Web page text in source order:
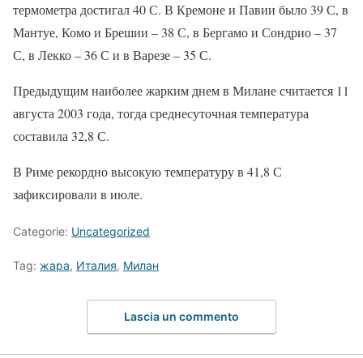
термометра достигал 40 С. В Кремоне и Павии было 39 С, в
Мантуе, Комо и Брешии – 38 С, в Бергамо и Сондрио – 37
С, в Лекко – 36 С и в Варезе – 35 С.
Предыдущим наиболее жарким днем в Милане считается 11
августа 2003 года, тогда среднесуточная температура
составила 32,8 С.
В Риме рекордно высокую температуру в 41,8 С
зафиксировали в июле.
Categorie: Uncategorized
Tag: жара, Италия, Милан
Lascia un commento